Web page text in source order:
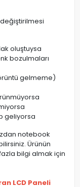
değiştirilmesi
oluştuysa
bozulmaları
gelmeme)
geliyorsa
notebook
Ürünün
bilgi almak için
LCD Paneli